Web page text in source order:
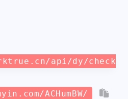
api/dy/check
ACHumBW/